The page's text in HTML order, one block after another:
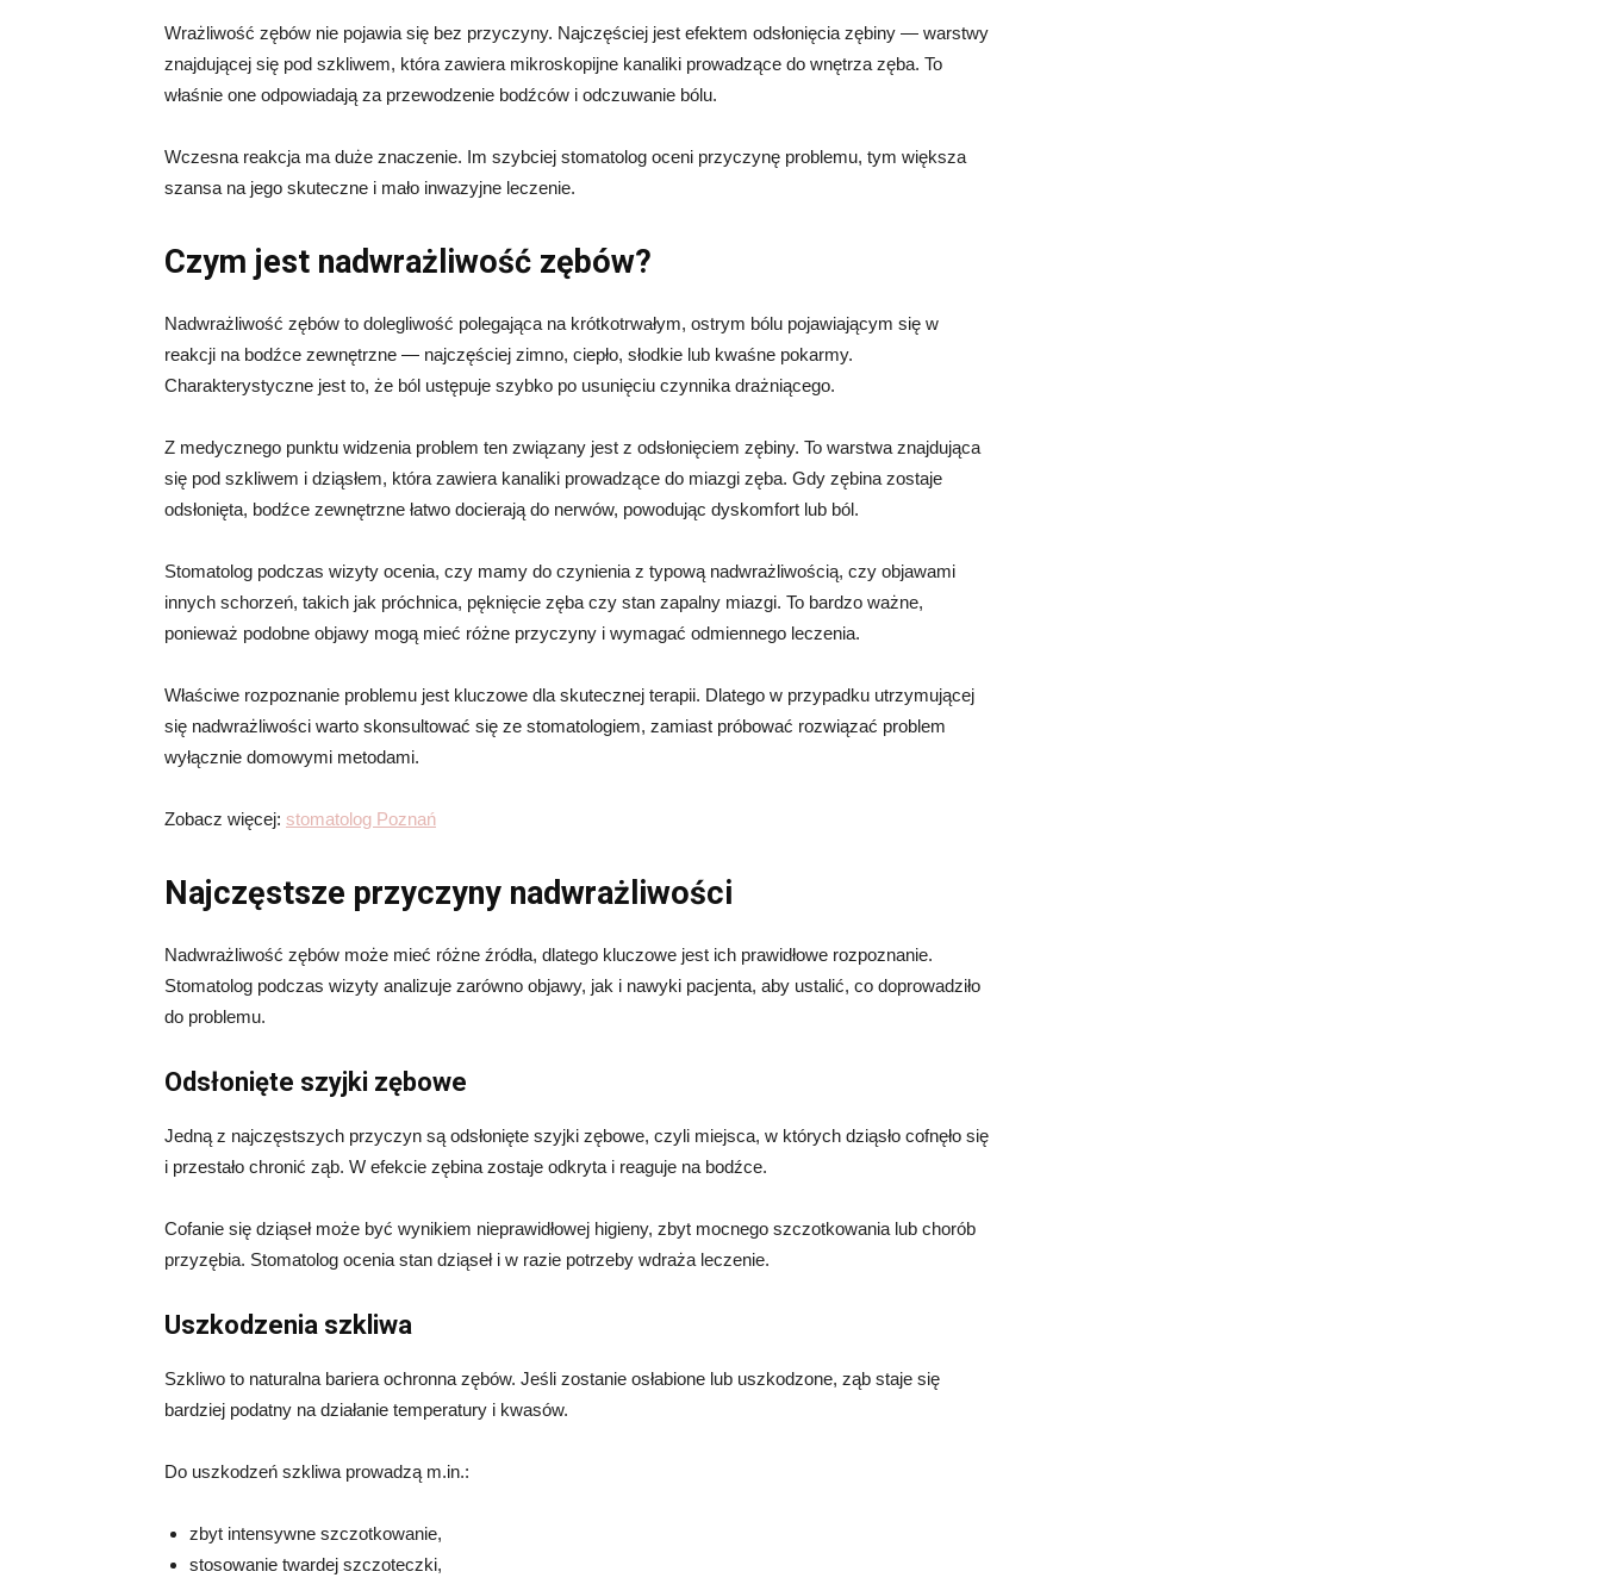
Wrażliwość zębów nie pojawia się bez przyczyny. Najczęściej jest efektem odsłonięcia zębiny — warstwy
znajdującej się pod szkliwem, która zawiera mikroskopijne kanaliki prowadzące do wnętrza zęba. To
właśnie one odpowiadają za przewodzenie bodźców i odczuwanie bólu.
Wczesna reakcja ma duże znaczenie. Im szybciej stomatolog oceni przyczynę problemu, tym większa
szansa na jego skuteczne i mało inwazyjne leczenie.
Czym jest nadwrażliwość zębów?
Nadwrażliwość zębów to dolegliwość polegająca na krótkotrwałym, ostrym bólu pojawiającym się w
reakcji na bodźce zewnętrzne — najczęściej zimno, ciepło, słodkie lub kwaśne pokarmy.
Charakterystyczne jest to, że ból ustępuje szybko po usunięciu czynnika drażniącego.
Z medycznego punktu widzenia problem ten związany jest z odsłonięciem zębiny. To warstwa znajdująca
się pod szkliwem i dziąsłem, która zawiera kanaliki prowadzące do miazgi zęba. Gdy zębina zostaje
odsłonięta, bodźce zewnętrzne łatwo docierają do nerwów, powodując dyskomfort lub ból.
Stomatolog podczas wizyty ocenia, czy mamy do czynienia z typową nadwrażliwością, czy objawami
innych schorzeń, takich jak próchnica, pęknięcie zęba czy stan zapalny miazgi. To bardzo ważne,
ponieważ podobne objawy mogą mieć różne przyczyny i wymagać odmiennego leczenia.
Właściwe rozpoznanie problemu jest kluczowe dla skutecznej terapii. Dlatego w przypadku utrzymującej
się nadwrażliwości warto skonsultować się ze stomatologiem, zamiast próbować rozwiązać problem
wyłącznie domowymi metodami.
Zobacz więcej: stomatolog Poznań
Najczęstsze przyczyny nadwrażliwości
Nadwrażliwość zębów może mieć różne źródła, dlatego kluczowe jest ich prawidłowe rozpoznanie.
Stomatolog podczas wizyty analizuje zarówno objawy, jak i nawyki pacjenta, aby ustalić, co doprowadziło
do problemu.
Odsłonięte szyjki zębowe
Jedną z najczęstszych przyczyn są odsłonięte szyjki zębowe, czyli miejsca, w których dziąsło cofnęło się
i przestało chronić ząb. W efekcie zębina zostaje odkryta i reaguje na bodźce.
Cofanie się dziąseł może być wynikiem nieprawidłowej higieny, zbyt mocnego szczotkowania lub chorób
przyzębia. Stomatolog ocenia stan dziąseł i w razie potrzeby wdraża leczenie.
Uszkodzenia szkliwa
Szkliwo to naturalna bariera ochronna zębów. Jeśli zostanie osłabione lub uszkodzone, ząb staje się
bardziej podatny na działanie temperatury i kwasów.
Do uszkodzeń szkliwa prowadzą m.in.:
zbyt intensywne szczotkowanie,
stosowanie twardej szczoteczki,